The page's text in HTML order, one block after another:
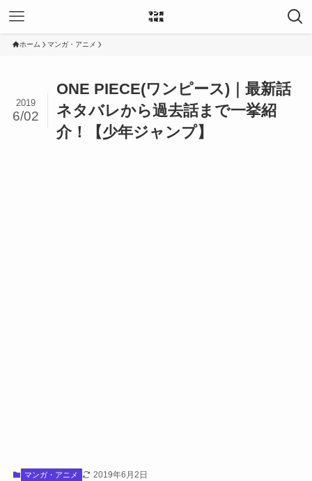
ホーム マンガ・アニメ
ONE PIECE(ワンピース)｜最新話
ネタバレから過去話まで一挙紹
介！【少年ジャンプ】
2019
6/02
マンガ・アニメ 2019年6月2日